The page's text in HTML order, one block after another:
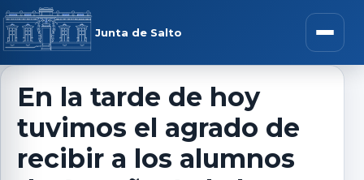
Saltar al contenido
Junta de Salto Abrir
menú
En la tarde de hoy
tuvimos el agrado de
recibir a los alumnos